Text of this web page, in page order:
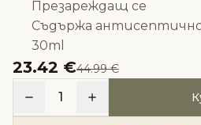
Презареждащ се
Съдържа
30ml
23.42 €44.99 €
1